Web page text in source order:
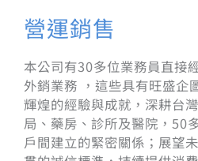
營運銷售
本公司有30多位業務員直接
外銷業務 ，這些具有旺盛企
輝煌的經驗與成就，深耕台
局、藥房、診所及醫院，50
戶間建立的緊密關係；展望